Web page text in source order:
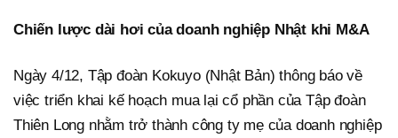
Chiến lược dài hơi của doanh nghiệp Nhật khi M&A
Ngày 4/12, Tập đoàn Kokuyo (Nhật Bản) thông báo về
việc triển khai kế hoạch mua lại cổ phần của Tập đoàn
Thiên Long nhằm trở thành công ty mẹ của doanh nghiệp